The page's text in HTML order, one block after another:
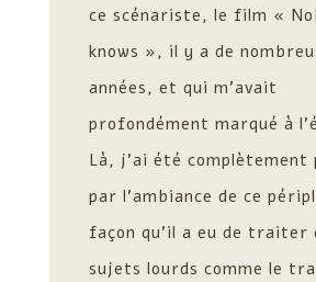
ce scénariste, le film «
knows », il y a de
années, et qui m’avait
profondément marqué à
Là, j’ai été complètement
par l’ambiance de ce
façon qu’il a eu de traiter
sujets lourds comme le